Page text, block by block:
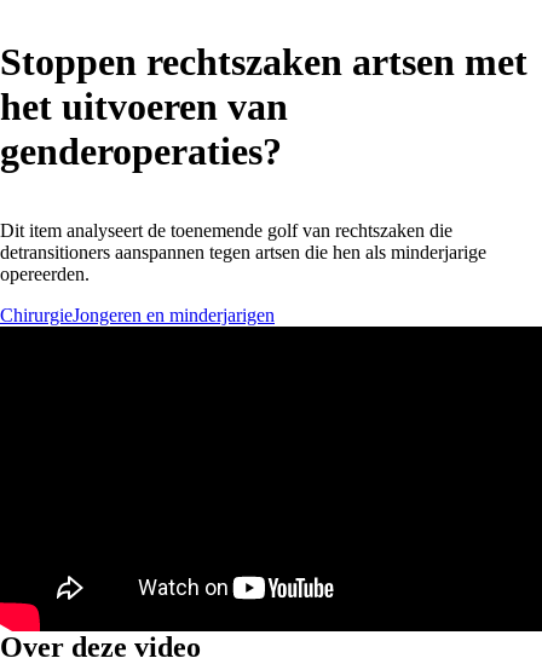
Stoppen rechtszaken artsen met
het uitvoeren van
genderoperaties?
Dit item analyseert de toenemende golf van rechtszaken die
detransitioners aanspannen tegen artsen die hen als minderjarige
opereerden.
ChirurgieJongeren en minderjarigen
Over deze video